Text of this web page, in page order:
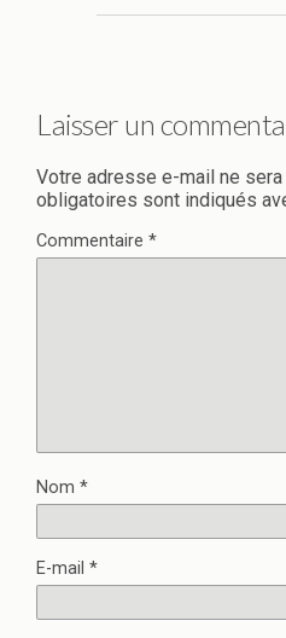
Laisser un
Votre adresse e-mail ne
obligatoires sont indiqués
Commentaire *
Nom *
E-mail *